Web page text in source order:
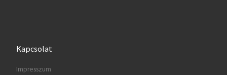
Kapcsolat
Impresszum